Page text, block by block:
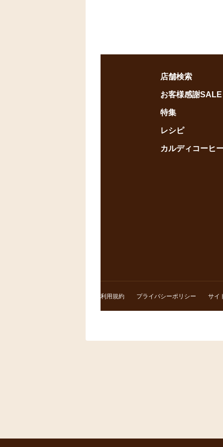
店舗検索
お客様感謝SALE
特集
レシピ
カルディコーヒ
利用規約 プライバシーポリシー サイ